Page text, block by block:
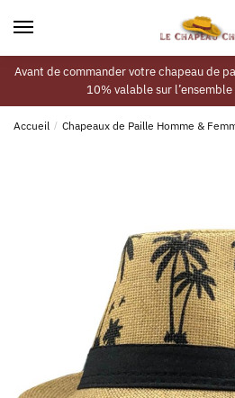
Avant de commander votre chapeau de
10% valable sur
Accueil / Chapeaux de Paille Homme &